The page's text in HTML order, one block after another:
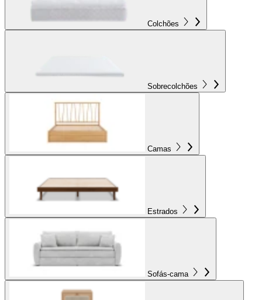
Colchões
Sobrecolchões
Camas
Estrados
Sofás-cama